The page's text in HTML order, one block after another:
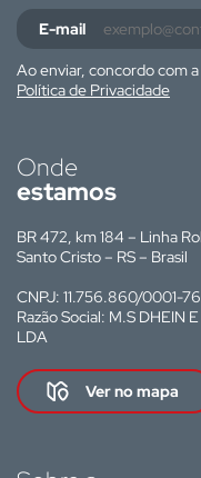
E-mail
Ao enviar, concordo com a
Política de Privacidade
Onde
estamos
BR 472, km 184 – Linha
Santo Cristo – RS – Brasil
CNPJ: 11.756.860/0001-76
Razão Social: M.S DHEIN
LDA
Ver no mapa